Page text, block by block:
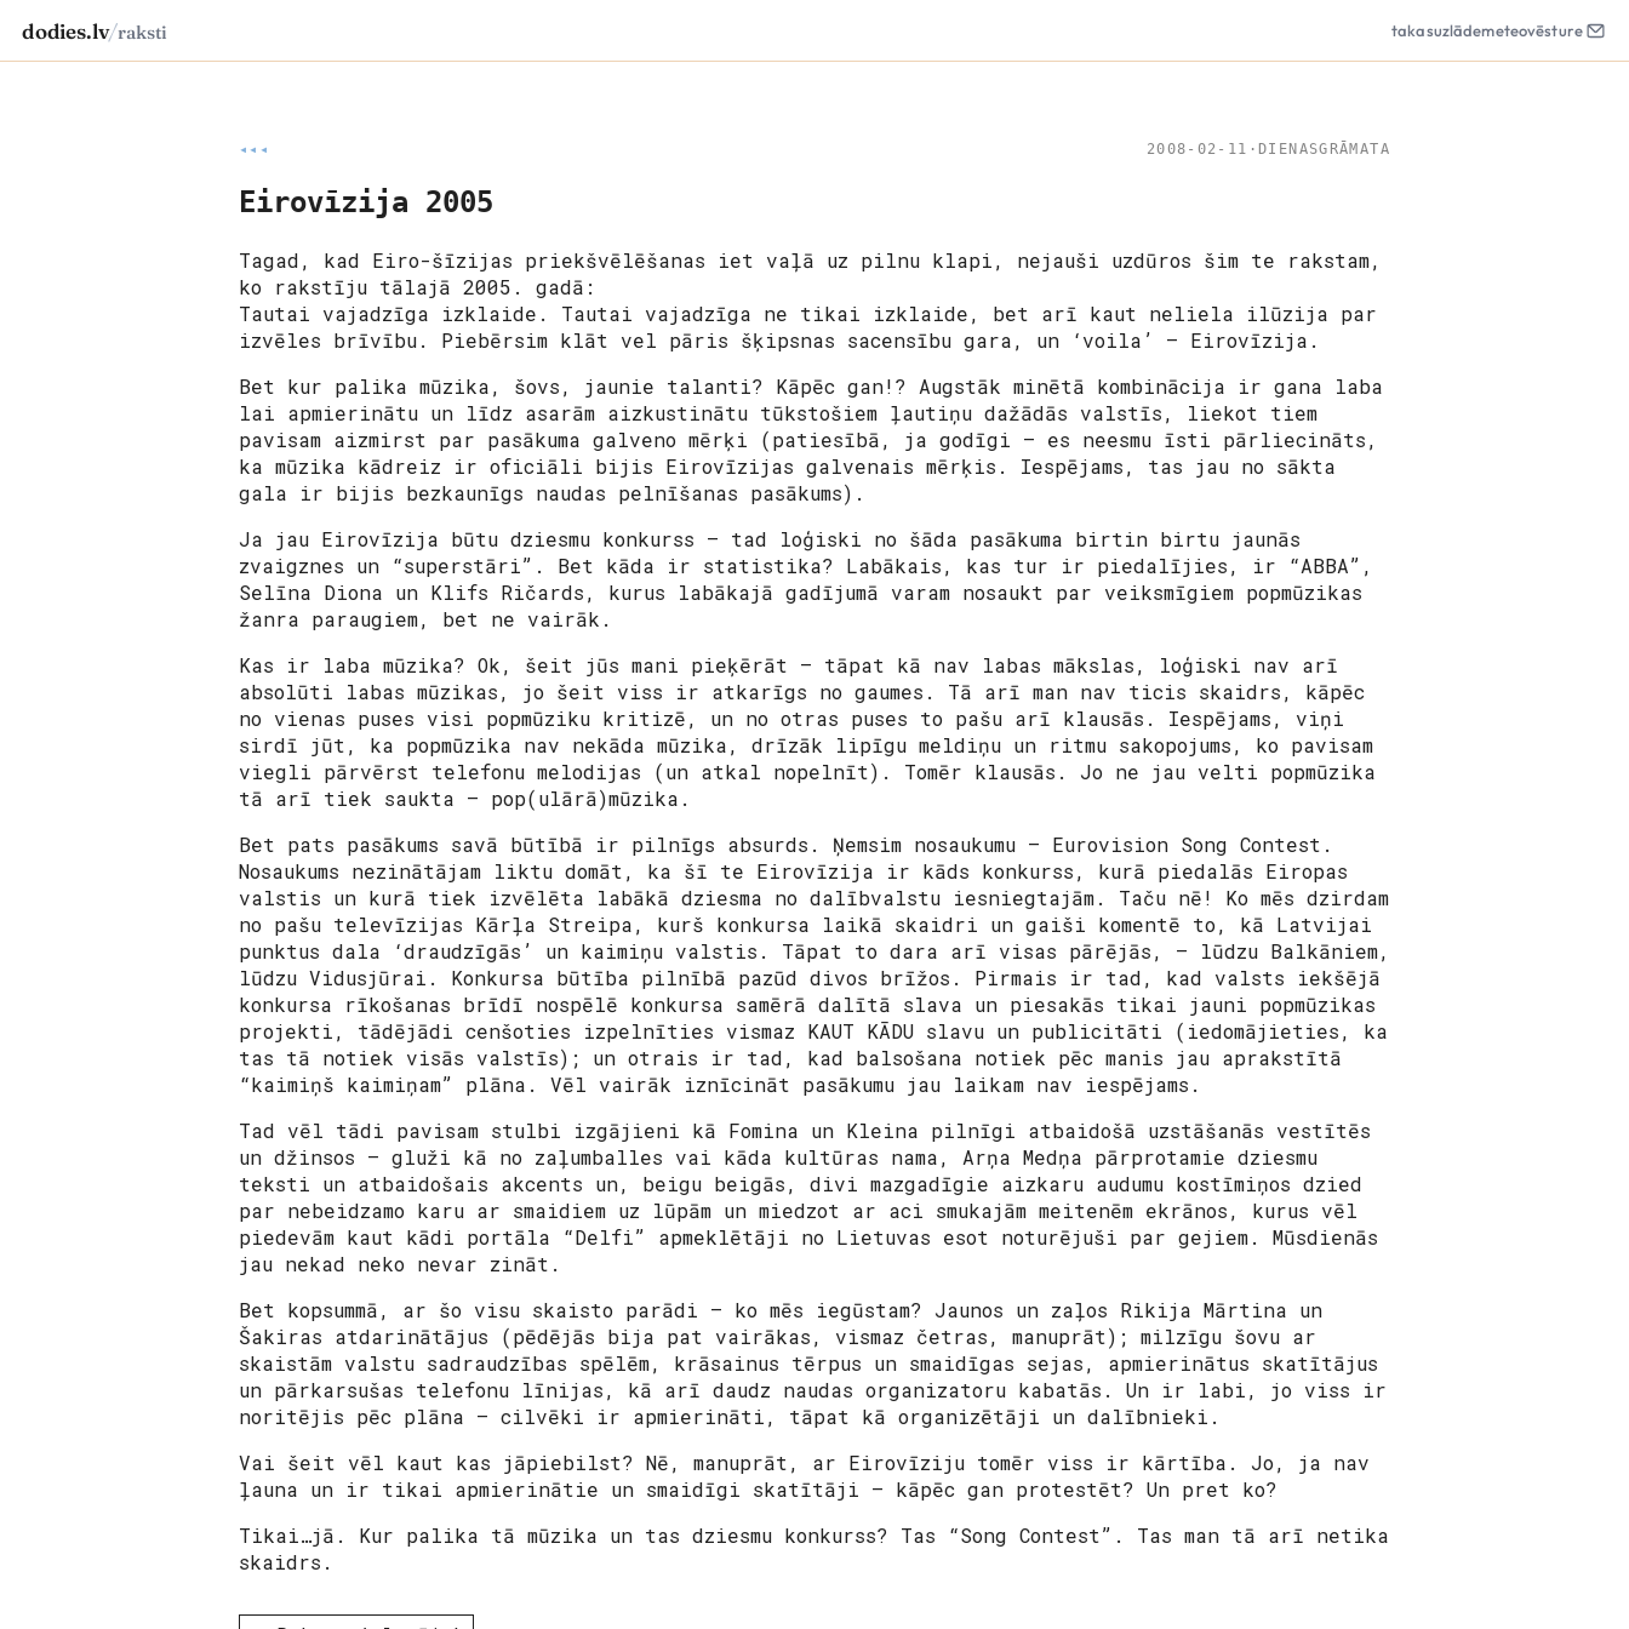
dodies.lv/raksti takasuzlādemeteovēsture
◂◂◂ 2008-02-11 · DIENASGRĀMATA
Eirovīzija 2005
Tagad, kad Eiro-šīzijas priekšvēlēšanas iet vaļā uz pilnu klapi, nejauši uzdūros šim te rakstam,
ko rakstīju tālajā 2005. gadā:
Tautai vajadzīga izklaide. Tautai vajadzīga ne tikai izklaide, bet arī kaut neliela ilūzija par
izvēles brīvību. Piebērsim klāt vel pāris šķipsnas sacensību gara, un ‘voila’ – Eirovīzija.
Bet kur palika mūzika, šovs, jaunie talanti? Kāpēc gan!? Augstāk minētā kombinācija ir gana laba
lai apmierinātu un līdz asarām aizkustinātu tūkstošiem ļautiņu dažādās valstīs, liekot tiem
pavisam aizmirst par pasākuma galveno mērķi (patiesībā, ja godīgi – es neesmu īsti pārliecināts,
ka mūzika kādreiz ir oficiāli bijis Eirovīzijas galvenais mērķis. Iespējams, tas jau no sākta
gala ir bijis bezkaunīgs naudas pelnīšanas pasākums).
Ja jau Eirovīzija būtu dziesmu konkurss – tad loģiski no šāda pasākuma birtin birtu jaunās
zvaigznes un “superstāri”. Bet kāda ir statistika? Labākais, kas tur ir piedalījies, ir “ABBA”,
Selīna Diona un Klifs Ričards, kurus labākajā gadījumā varam nosaukt par veiksmīgiem popmūzikas
žanra paraugiem, bet ne vairāk.
Kas ir laba mūzika? Ok, šeit jūs mani pieķērāt – tāpat kā nav labas mākslas, loģiski nav arī
absolūti labas mūzikas, jo šeit viss ir atkarīgs no gaumes. Tā arī man nav ticis skaidrs, kāpēc
no vienas puses visi popmūziku kritizē, un no otras puses to pašu arī klausās. Iespējams, viņi
sirdī jūt, ka popmūzika nav nekāda mūzika, drīzāk lipīgu meldiņu un ritmu sakopojums, ko pavisam
viegli pārvērst telefonu melodijas (un atkal nopelnīt). Tomēr klausās. Jo ne jau velti popmūzika
tā arī tiek saukta – pop(ulārā)mūzika.
Bet pats pasākums savā būtībā ir pilnīgs absurds. Ņemsim nosaukumu – Eurovision Song Contest.
Nosaukums nezinātājam liktu domāt, ka šī te Eirovīzija ir kāds konkurss, kurā piedalās Eiropas
valstis un kurā tiek izvēlēta labākā dziesma no dalībvalstu iesniegtajām. Taču nē! Ko mēs dzirdam
no pašu televīzijas Kārļa Streipa, kurš konkursa laikā skaidri un gaiši komentē to, kā Latvijai
punktus dala ‘draudzīgās’ un kaimiņu valstis. Tāpat to dara arī visas pārējās, – lūdzu Balkāniem,
lūdzu Vidusjūrai. Konkursa būtība pilnībā pazūd divos brīžos. Pirmais ir tad, kad valsts iekšējā
konkursa rīkošanas brīdī nospēlē konkursa samērā dalītā slava un piesakās tikai jauni popmūzikas
projekti, tādējādi cenšoties izpelnīties vismaz KAUT KĀDU slavu un publicitāti (iedomājieties, ka
tas tā notiek visās valstīs); un otrais ir tad, kad balsošana notiek pēc manis jau aprakstītā
“kaimiņš kaimiņam” plāna. Vēl vairāk iznīcināt pasākumu jau laikam nav iespējams.
Tad vēl tādi pavisam stulbi izgājieni kā Fomina un Kleina pilnīgi atbaidošā uzstāšanās vestītēs
un džinsos – gluži kā no zaļumballes vai kāda kultūras nama, Arņa Medņa pārprotamie dziesmu
teksti un atbaidošais akcents un, beigu beigās, divi mazgadīgie aizkaru audumu kostīmiņos dzied
par nebeidzamo karu ar smaidiem uz lūpām un miedzot ar aci smukajām meitenēm ekrānos, kurus vēl
piedevām kaut kādi portāla “Delfi” apmeklētāji no Lietuvas esot noturējuši par gejiem. Mūsdienās
jau nekad neko nevar zināt.
Bet kopsummā, ar šo visu skaisto parādi – ko mēs iegūstam? Jaunos un zaļos Rikija Mārtina un
Šakiras atdarinātājus (pēdējās bija pat vairākas, vismaz četras, manuprāt); milzīgu šovu ar
skaistām valstu sadraudzības spēlēm, krāsainus tērpus un smaidīgas sejas, apmierinātus skatītājus
un pārkarsušas telefonu līnijas, kā arī daudz naudas organizatoru kabatās. Un ir labi, jo viss ir
noritējis pēc plāna – cilvēki ir apmierināti, tāpat kā organizētāji un dalībnieki.
Vai šeit vēl kaut kas jāpiebilst? Nē, manuprāt, ar Eirovīziju tomēr viss ir kārtība. Jo, ja nav
ļauna un ir tikai apmierinātie un smaidīgi skatītāji – kāpēc gan protestēt? Un pret ko?
Tikai…jā. Kur palika tā mūzika un tas dziesmu konkurss? Tas “Song Contest”. Tas man tā arī netika
skaidrs.